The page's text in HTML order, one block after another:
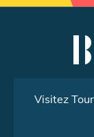
Visitez